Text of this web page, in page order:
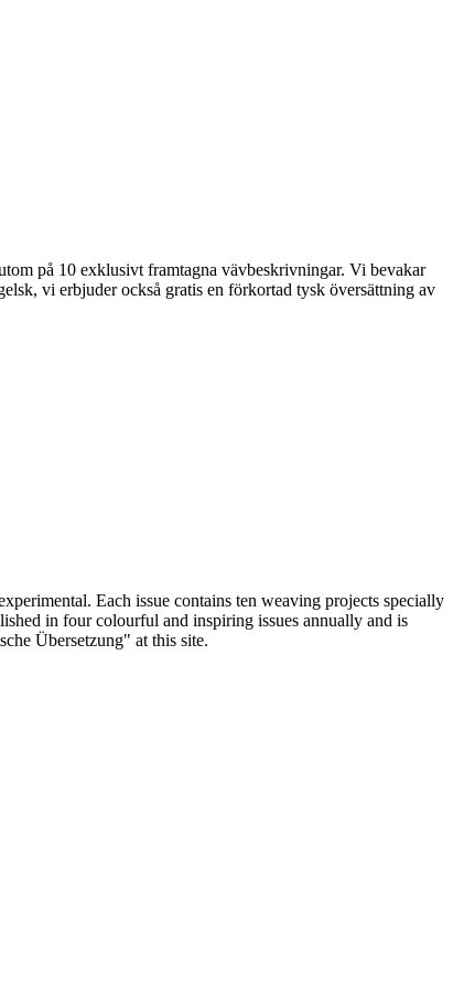
på 10 exklusivt framtagna vävbeskrivningar. Vi bevakar
vi erbjuder också gratis en förkortad tysk översättning av
Each issue contains ten weaving projects specially
in four colourful and inspiring issues annually and is
Übersetzung" at this site.